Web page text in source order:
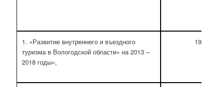
1. «Развитие внутреннего и въездного
туризма в Вологодской области» на 2013 –
2018 годы»,
198 585